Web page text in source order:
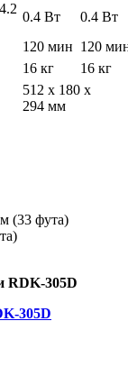
0.4 Вт
0.4 Вт
120 мин 120
16 кг
16 кг
512 x 180 x
294 мм
(33 фута)
RDK-305D